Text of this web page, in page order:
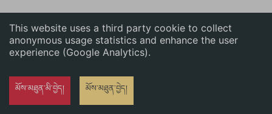
This website uses a third party cookie to collect
anonymous usage statistics and enhance the user
experience (Google Analytics).
མོས་མཐུན་མི་བྱེད། མོས་མཐུན་བྱེད།